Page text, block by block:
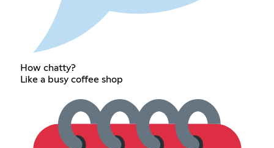
How chatty?
Like a busy coffee shop